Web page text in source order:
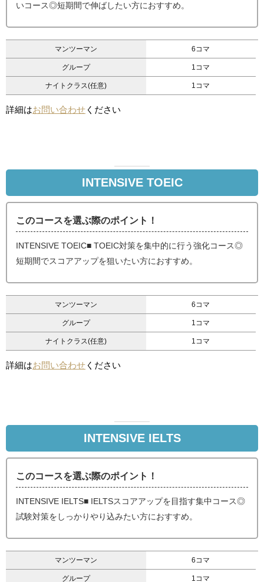
いコース◎短期間で伸ばしたい方におすすめ。
マンツーマン 6コマ
グループ 1コマ
ナイトクラス(任意) 1コマ
詳細はお問い合わせ ください
INTENSIVE TOEIC
このコースを選ぶ際のポイント！
INTENSIVE TOEIC■ TOEIC対策を集中的に行う強化コース◎
短期間でスコアアップを狙いたい方におすすめ。
マンツーマン 6コマ
グループ 1コマ
ナイトクラス(任意) 1コマ
詳細はお問い合わせ ください
INTENSIVE IELTS
このコースを選ぶ際のポイント！
INTENSIVE IELTS■ IELTSスコアアップを目指す集中コース◎
試験対策をしっかりやり込みたい方におすすめ。
マンツーマン 6コマ
グループ 1コマ